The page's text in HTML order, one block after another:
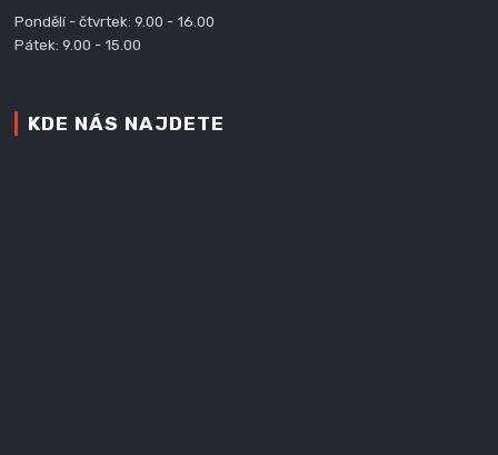
Pondělí - čtvrtek: 9.00 - 16.00
Pátek: 9.00 - 15.00
KDE NÁS NAJDETE